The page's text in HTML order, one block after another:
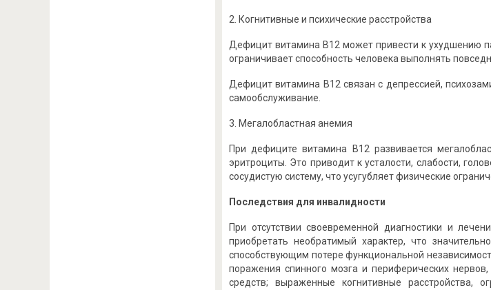
2. Когнитивные и психические расстройства
Дефицит витамина B12 может привести к ухудшению
ограничивает способность человека выполнять
Дефицит витамина B12 связан с депрессией,
самообслуживание.
3. Мегалобластная анемия
При дефиците витамина B12 развивается
эритроциты. Это приводит к усталости, слабости,
сосудистую систему, что усугубляет физические
Последствия для инвалидности
При отсутствии своевременной диагностики и
приобретать необратимый характер, что
способствующим потере функциональной
поражения спинного мозга и периферических
средств; выраженные когнитивные расстройства,